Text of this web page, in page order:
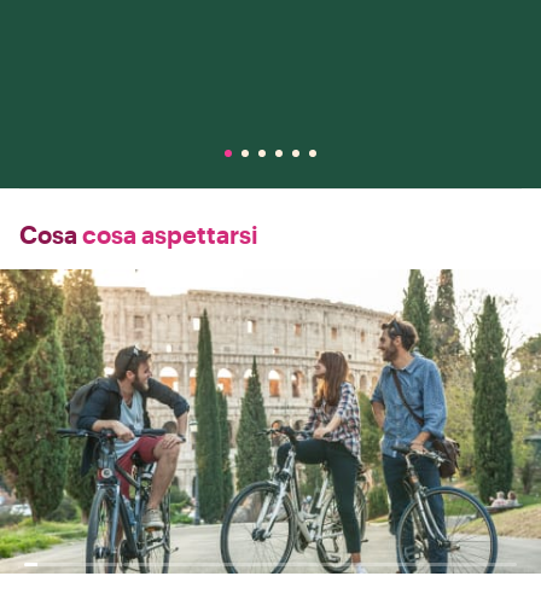
Cosa cosa aspettarsi